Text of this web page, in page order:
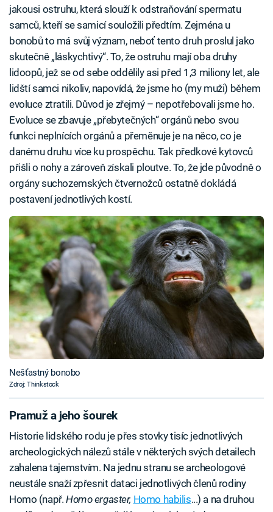
jakousi ostruhu, která slouží k odstraňování spermatu
samců, kteří se samicí souložili předtím. Zejména u
bonobů to má svůj význam, neboť tento druh proslul jako
skutečně „láskychtivý“. To, že ostruhu mají oba druhy
lidoopů, jež se od sebe oddělily asi před 1,3 miliony let, ale
lidští samci nikoliv, napovídá, že jsme ho (my muži) během
evoluce ztratili. Důvod je zřejmý – nepotřebovali jsme ho.
Evoluce se zbavuje „přebytečných“ orgánů nebo svou
funkci neplnících orgánů a přeměnuje je na něco, co je
danému druhu více ku prospěchu. Tak předkové kytovců
přišli o nohy a zároveň získali ploutve. To, že jde původně o
orgány suchozemských čtvernožců ostatně dokládá
postavení jednotlivých kostí.
Nešťastný bonobo
Zdroj: Thinkstock
Pramuž a jeho šourek
Historie lidského rodu je přes stovky tisíc jednotlivých
archeologických nálezů stále v některých svých detailech
zahalena tajemstvím. Na jednu stranu se archeologové
neustále snaží zpřesnit dataci jednotlivých členů rodiny
Homo (např. Homo ergaster, Homo habilis...) a na druhou